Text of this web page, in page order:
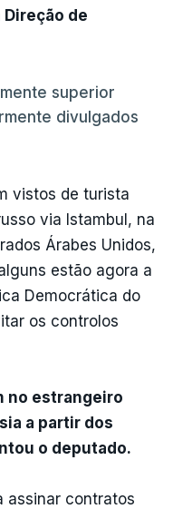
de
superior
divulgados
vistos de turista
via Istambul, na
Árabes Unidos,
estão agora a
Democrática do
os controlos
no estrangeiro
a partir dos
o deputado.
assinar contratos